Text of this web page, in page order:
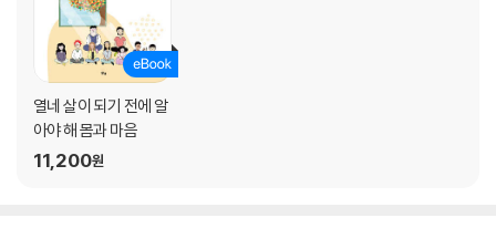
열네 살이 되기 전에 알
아야 해 몸과 마음
11,200원